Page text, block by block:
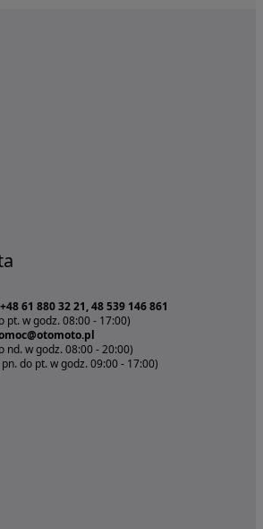
61 880 32 21, 48 539 146 861
pt. w godz. 08:00 - 17:00)
nd. w godz. 08:00 - 20:00)
do pt. w godz. 09:00 - 17:00)